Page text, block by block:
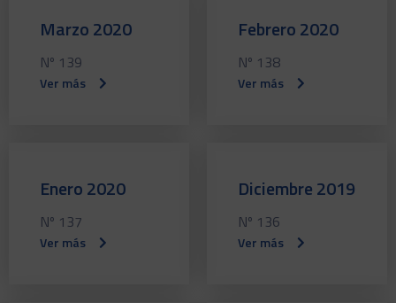
Marzo 2020
Nº 139
Ver más
Febrero 2020
Nº 138
Ver más
Enero 2020
Nº 137
Ver más
Diciembre 2019
Nº 136
Ver más